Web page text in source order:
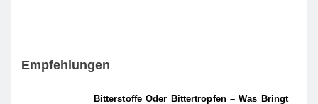
Empfehlungen
Bitterstoffe Oder Bittertropfen – Was Bringt